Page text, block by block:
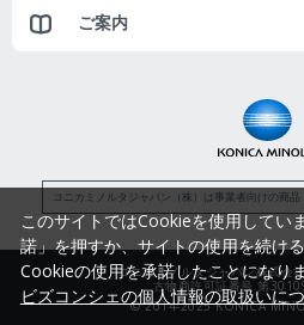
ご案内
コニカミノルタジャパン（株）は事業者向けの商
コニカミノルタジャパン株式会
古物商許可証番号 第
© 2014-2025 KONICA
このサイトではCookieを使用してい
諾」を押すか、サイトの使用を続け
Cookieの使用を承諾したことになり
ビズコンシェの個人情報の取扱いに